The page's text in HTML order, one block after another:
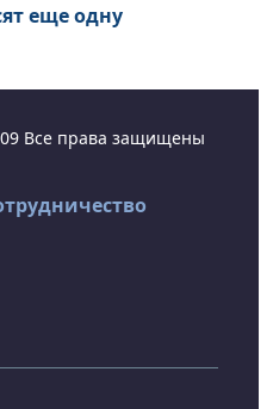
еще одну
Все права защищены